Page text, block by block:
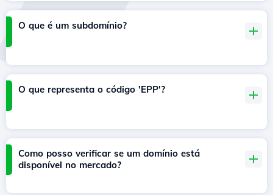
O que é um subdomínio?
O que representa o código 'EPP'?
Como posso verificar se um domínio está
disponível no mercado?